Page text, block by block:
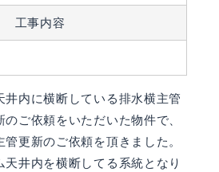
工事内容
井内に横断している排水横主管
ご依頼をいただいた物件で、
更新のご依頼を頂きました。
井内を横断してる系統となり